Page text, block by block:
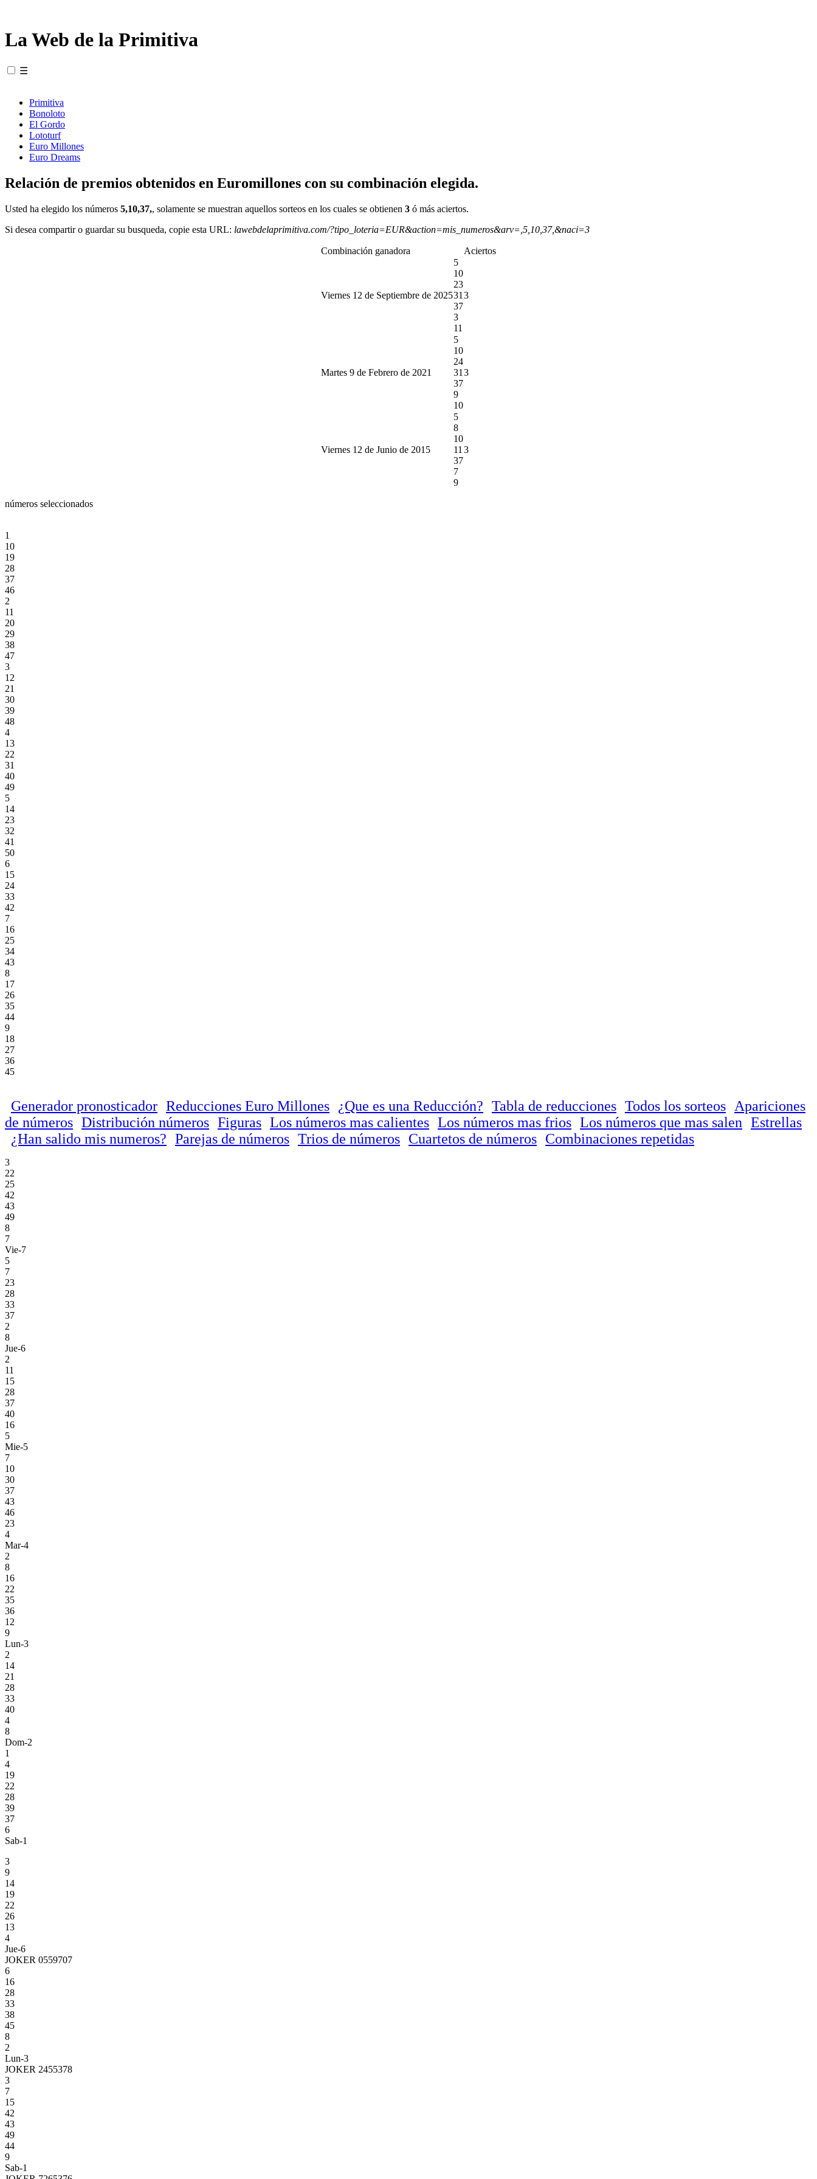
La Web de la Primitiva
☰
Primitiva
Bonoloto
El Gordo
Lototurf
Euro Millones
Euro Dreams
Relación de premios obtenidos en Euromillones con su combinación elegida.
Usted ha elegido los números 5,10,37,, solamente se muestran aquellos sorteos en los cuales se obtienen 3 ó más aciertos.
Si desea compartir o guardar su busqueda, copie esta URL: lawebdelaprimitiva.com/?tipo_loteria=EUR&action=mis_numeros&arv=,5,10,37,&naci=3
Combinación ganadora Aciertos
Viernes 12 de Septiembre de 2025
5
10
23
31
37
3
11
3
Martes 9 de Febrero de 2021
5
10
24
31
37
9
10
3
Viernes 12 de Junio de 2015
5
8
10
11
37
7
9
3
números seleccionados
1
10
19
28
37
46
2
11
20
29
38
47
3
12
21
30
39
48
4
13
22
31
40
49
5
14
23
32
41
50
6
15
24
33
42
7
16
25
34
43
8
17
26
35
44
9
18
27
36
45
Generador pronosticador Reducciones Euro Millones ¿Que es una Reducción? Tabla de reducciones Todos los sorteos
Apariciones
de números Distribución números Figuras Los números mas calientes Los números mas frios Los números que mas salen Estrellas
¿Han salido mis numeros? Parejas de números Trios de números Cuartetos de números Combinaciones repetidas
3
22
25
42
43
49
8
7
Vie-7
5
7
23
28
33
37
2
8
Jue-6
2
11
15
28
37
40
16
5
Mie-5
7
10
30
37
43
46
23
4
Mar-4
2
8
16
22
35
36
12
9
Lun-3
2
14
21
28
33
40
4
8
Dom-2
1
4
19
22
28
39
37
6
Sab-1
3
9
14
19
22
26
13
4
Jue-6
JOKER 0559707
6
16
28
33
38
45
8
2
Lun-3
JOKER 2455378
3
7
15
42
43
49
44
9
Sab-1